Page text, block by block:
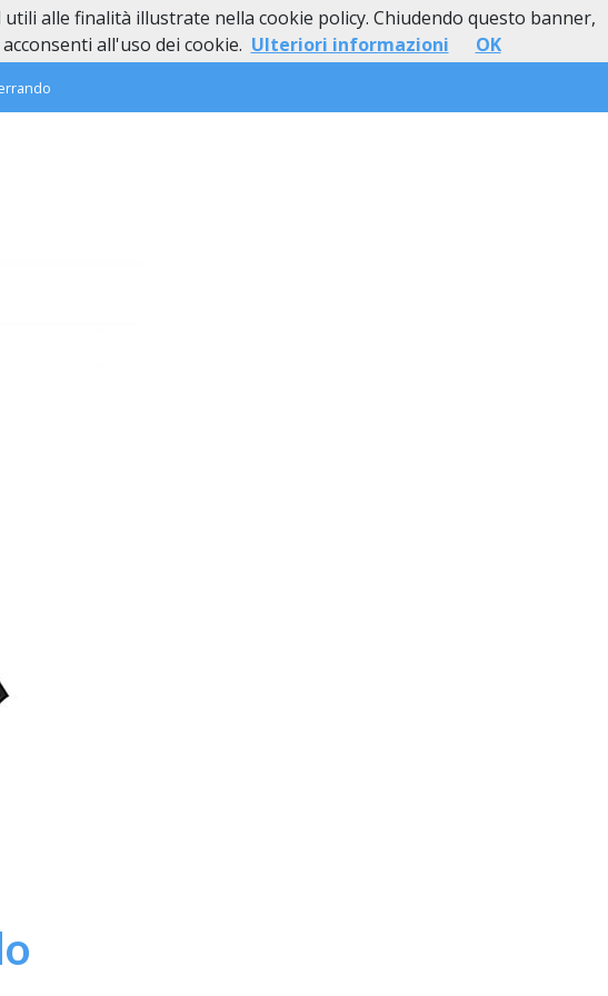
Caso di Decesso Lutti Personaggi Pubblici Contatti
alle finalità illustrate nella cookie policy. Chiudendo questo banner,
all'uso dei cookie. Ulteriori informazioni OK